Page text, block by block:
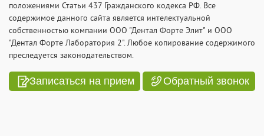
положениями Статьи 437 Гражданского кодекса РФ. Все
содержимое данного сайта является интелектуальной
собственностью компании ООО "Дентал Форте Элит" и ООО
"Дентал Форте Лаборатория 2". Любое копирование содержимого
преследуется законодательством.
Записаться на прием Обратный звонок